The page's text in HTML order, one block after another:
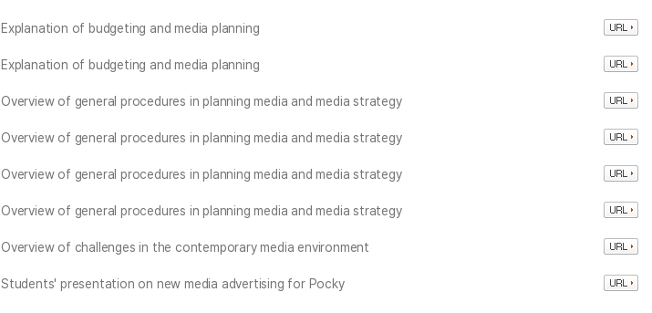
Explanation of budgeting and media planning
Explanation of budgeting and media planning
Overview of general procedures in planning media and media strategy
Overview of general procedures in planning media and media strategy
Overview of general procedures in planning media and media strategy
Overview of general procedures in planning media and media strategy
Overview of challenges in the contemporary media environment
Students' presentation on new media advertising for Pocky